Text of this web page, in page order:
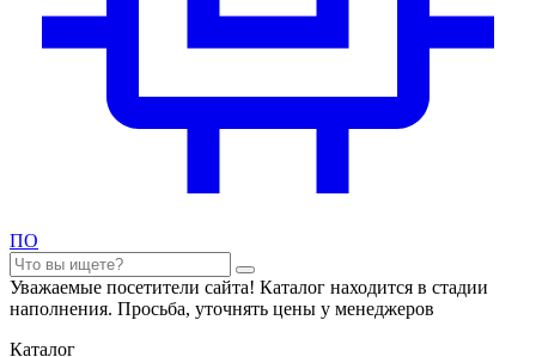
ПО
Уважаемые посетители сайта! Каталог находится в стадии
наполнения. Просьба, уточнять цены у менеджеров
Каталог